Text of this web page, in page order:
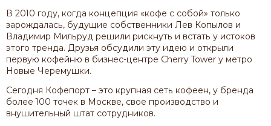
В 2010 году, когда концепция «кофе с собой» только
зарождалась, будущие собственники Лев Копылов и
Владимир Мильруд решили рискнуть и встать у истоков
этого тренда. Друзья обсудили эту идею и открыли
первую кофейню в бизнес-центре Cherry Tower у метро
Новые Черемушки.
Сегодня Кофепорт – это крупная сеть кофеен, у бренда
более 100 точек в Москве, свое производство и
внушительный штат сотрудников.